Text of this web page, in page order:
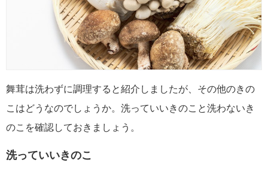
舞茸は洗わずに調理すると紹介しましたが、その他のきの
こはどうなのでしょうか。洗っていいきのこと洗わないき
のこを確認しておきましょう。
洗っていいきのこ